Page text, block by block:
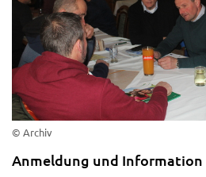
© Archiv
Anmeldung und Information